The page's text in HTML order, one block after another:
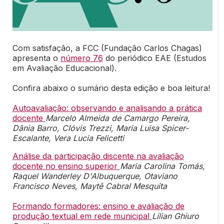
Com satisfação, a FCC (Fundação Carlos Chagas)
apresenta o número 76 do periódico EAE (Estudos
em Avaliação Educacional).
Confira abaixo o sumário desta edição e boa leitura!
Autoavaliação: observando e analisando a prática
docente Marcelo Almeida de Camargo Pereira,
Dânia Barro, Clóvis Trezzi, Maria Luisa Spicer-
Escalante, Vera Lucia Felicetti
Análise da participação discente na avaliação
docente no ensino superior Maria Carolina Tomás,
Raquel Wanderley D'Albuquerque, Otaviano
Francisco Neves, Maytê Cabral Mesquita
Formando formadores: ensino e avaliação de
produção textual em rede municipal Lílian Ghiuro